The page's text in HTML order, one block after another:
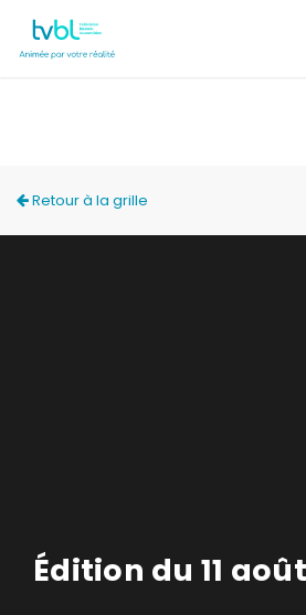
Retour à la grille
Édition du 11 août